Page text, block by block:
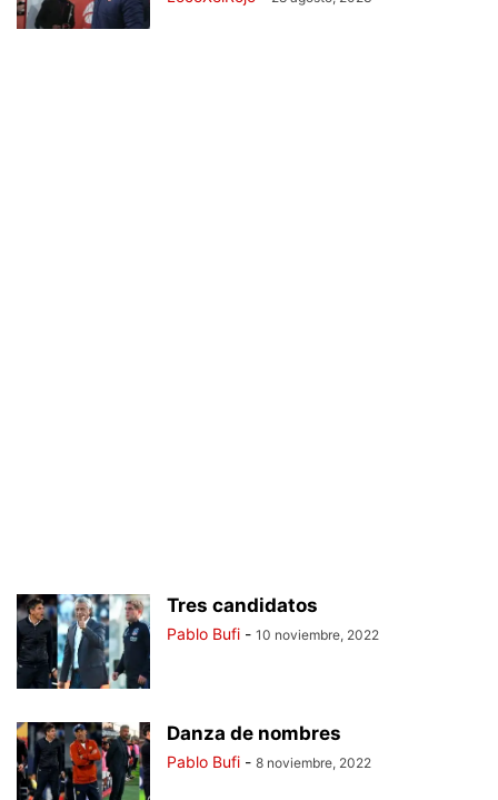
Tres candidatos
Pablo Bufi - 10 noviembre, 2022
Danza de nombres
Pablo Bufi - 8 noviembre, 2022